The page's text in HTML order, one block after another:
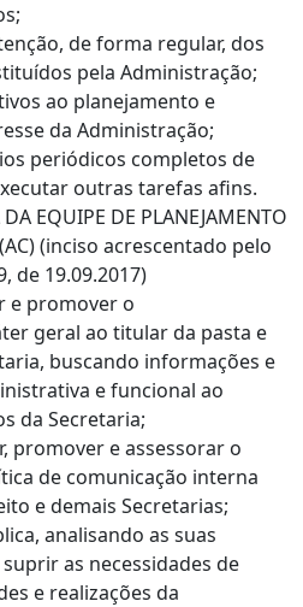
de forma regular, dos
pela Administração;
ao planejamento e
da Administração;
periódicos completos de
outras tarefas afins.
EQUIPE DE PLANEJAMENTO
(inciso acrescentado pelo
de 19.09.2017)
e promover o
geral ao titular da pasta e
buscando informações e
e funcional ao
da Secretaria;
e assessorar o
de comunicação interna
e demais Secretarias;
analisando as suas
as necessidades de
e realizações da